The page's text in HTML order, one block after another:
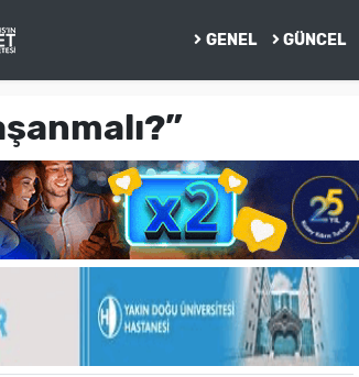
GENEL GÜNCEL